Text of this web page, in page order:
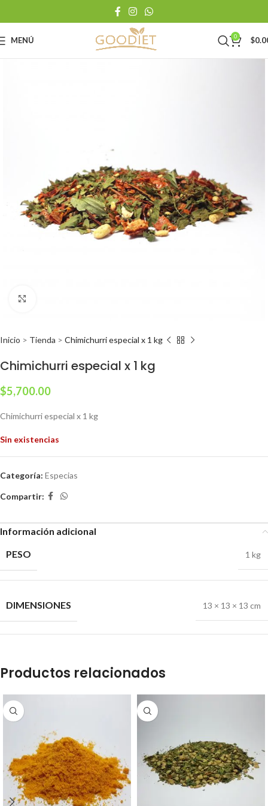
MENÚ 0 $
Inicio > Tienda > Chimichurri especial x 1 kg
Chimichurri especial x 1 kg
$5,700.00
Chimichurri especial x 1 kg
Sin existencias
Categoría: Especias
Compartir:
Información adicional
PESO
1 kg
DIMENSIONES 13 × 13 × 13 cm
Productos relacionados